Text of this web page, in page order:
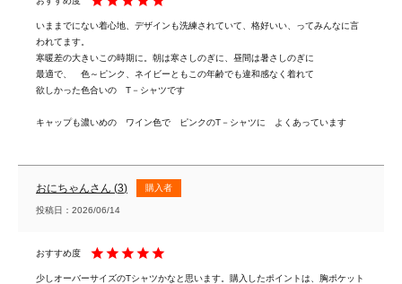
いままでにない着心地、デザインも洗練されていて、格好いい、ってみんなに言
われてます。
寒暖差の大きいこの時期に。朝は寒さしのぎに、昼間は暑さしのぎに
最適で、　色～ピンク、ネイビーともこの年齢でも違和感なく着れて
欲しかった色合いの　T－シャツです
キャップも濃いめの　ワイン色で　ピンクのT－シャツに　よくあっています
おにちゃん 3 購入者
投稿日 2026/06/14
少しオーバーサイズのTシャツかなと思います。購入したポイントは、胸ポケット